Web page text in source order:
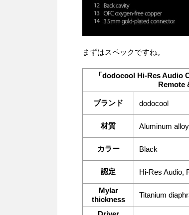
まずはスペックですね。
「dodocool Hi-Res
Remote
ブランド dodocool
材質 Aluminum
カラー Black
認定 Hi-Res Audio,
Mylar
thickness
Titanium